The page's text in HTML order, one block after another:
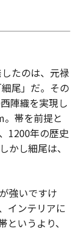
たのは、元禄
尾」だ。その
陣織を実現し
帯を前提と
1200年の歴史
かし細尾は、
強いですけ
インテリアに
いうより、